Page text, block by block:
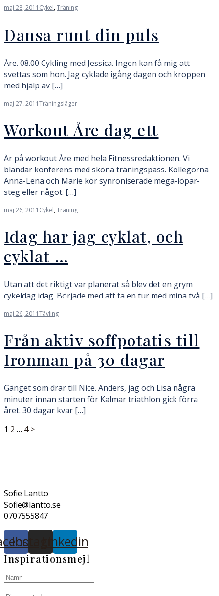
maj 28, 2011 Cykel,Träning
Dansa runt din puls
Åre. 08.00 Cykling med Jessica. Ingen kan få mig att
svettas som hon. Jag cyklade igång dagen och kroppen
med hjälp av […]
maj 27, 2011Träningsläger
Workout Åre dag ett
Är på workout Åre med hela Fitnessredaktionen. Vi
blandar konferens med sköna träningspass. Kollegorna
Anna-Lena och Marie kör synroniserade mega-löpar-
steg eller något. […]
maj 26, 2011 Cykel,Träning
Idag har jag cyklat, och
cyklat …
Utan att det riktigt var planerat så blev det en grym
cykeldag idag. Började med att ta en tur med mina två […]
maj 26, 2011Tävling
Från aktiv soffpotatis till
Ironman på 30 dagar
Gänget som drar till Nice. Anders, jag och Lisa några
minuter innan starten för Kalmar triathlon gick förra
året. 30 dagar kvar […]
Sidnumrering
1 2 … 4 >
Sofie Lantto
Sofie@lantto.se
0707555847
InstagramLinkedin
Inspirationsmejl